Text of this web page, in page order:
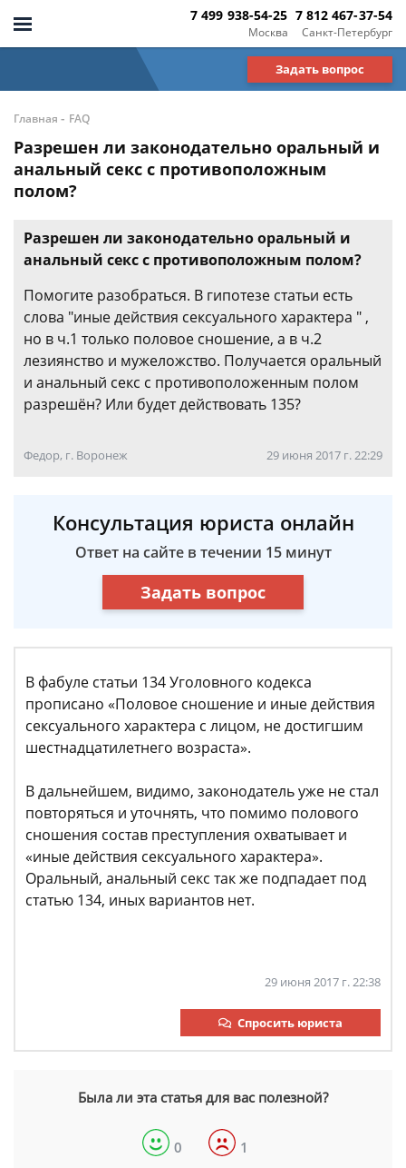
Москва
7 499 938-54-25
Санкт-Петербург
7 812 467-37-54
Задать вопрос
Главная - FAQ
Разрешен ли законодательно оральный и
анальный секс с противоположным
полом?
Разрешен ли законодательно оральный и
анальный секс с противоположным полом?
Помогите разобраться. В гипотезе статьи есть
слова "иные действия сексуального характера " ,
но в ч.1 только половое сношение, а в ч.2
лезиянство и мужеложство. Получается оральный
и анальный секс с противоположенным полом
разрешён? Или будет действовать 135?
Федор, г. Воронеж 29 июня 2017 г. 22:29
Консультация юриста онлайн
Ответ на сайте в течении 15 минут
Задать вопрос
​В фабуле статьи 134 Уголовного кодекса
прописано «Половое сношение и иные действия
сексуального характера с лицом, не достигшим
шестнадцатилетнего возраста».
В дальнейшем, видимо, законодатель уже не стал
повторяться и уточнять, что помимо полового
сношения состав преступления охватывает и
«иные действия сексуального характера».
Оральный, анальный секс так же подпадает под
статью 134, иных вариантов нет.
29 июня 2017 г. 22:38
Спросить юриста
Была ли эта статья для вас полезной?
0 1